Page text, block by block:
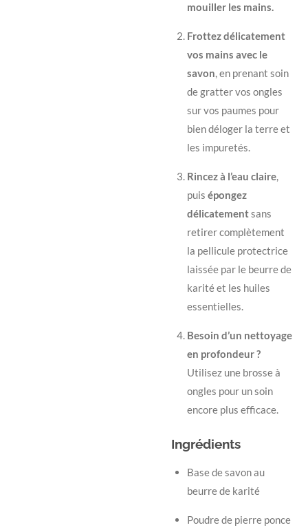
mouiller les mains.
Frottez délicatement
vos mains avec le
savon, en prenant soin
de gratter vos ongles
sur vos paumes pour
bien déloger la terre et
les impuretés.
Rincez à l’eau claire,
puis épongez
délicatementsans
retirer complètement
la pellicule protectrice
laissée par le beurre de
karité et les huiles
essentielles.
Besoin d’un nettoyage
en profondeur ?
Utilisez une brosse à
ongles pour un soin
encore plus efficace.
Ingrédients
Base de savon au
beurre de karité
Poudre de pierre ponce